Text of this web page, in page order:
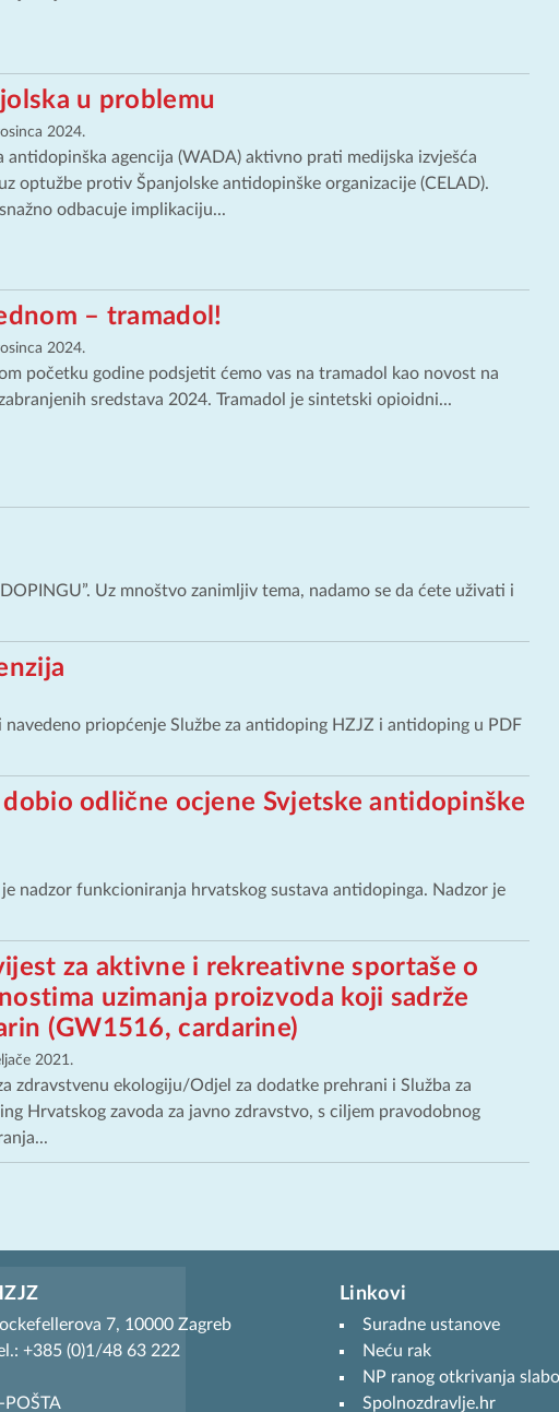
u problemu
2024.
antidopinška agencija (WADA) aktivno prati medijska izvješća
optužbe protiv Španjolske antidopinške organizacije (CELAD).
odbacuje implikaciju...
– tramadol!
2024.
početku godine podsjetit ćemo vas na tramadol kao novost na
sredstava 2024. Tramadol je sintetski opioidni...
Uz mnoštvo zanimljiv tema, nadamo se da ćete uživati i
priopćenje Službe za antidoping HZJZ i antidoping u PDF
odlične ocjene Svjetske antidopinške
nadzor funkcioniranja hrvatskog sustava antidopinga. Nadzor je
za aktivne i rekreativne sportaše o
uzimanja proizvoda koji sadrže
(GW1516, cardarine)
2021.
zdravstvenu ekologiju/Odjel za dodatke prehrani i Služba za
Hrvatskog zavoda za javno zdravstvo, s ciljem pravodobnog
7, 10000 Zagreb
+385 (0)1/48 63 222
POŠTA
Linkovi
Suradne ustanove
Neću rak
NP ranog otkrivanja
Spolnozdravlje.hr